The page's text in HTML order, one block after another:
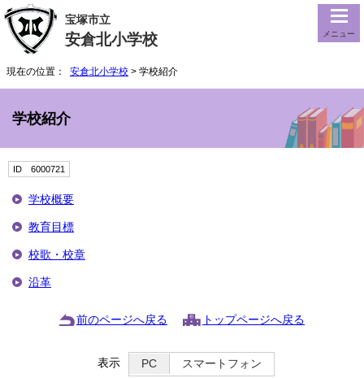
宝塚市立
安倉北小学校 メニュー
現在の位置： 安倉北小学校 > 学校紹介
学校紹介
ID 6000721
学校概要
教育目標
校歌・校章
沿革
前のページへ戻る トップページへ戻る
表示 PC スマートフォン